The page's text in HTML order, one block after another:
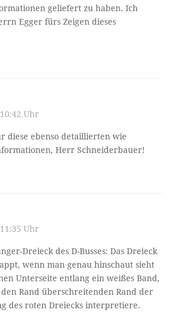
geliefert zu haben. Ich
Egger fürs Zeigen dieses
Uhr
diese ebenso detaillierten wie
Herr Schneiderbauer!
Uhr
Dreieck des D-Busses: Das Dreieck
wenn man genau hinschaut sieht
Unterseite entlang ein weißes Band,
den Rand überschreitenden Rand der
des roten Dreiecks interpretiere.